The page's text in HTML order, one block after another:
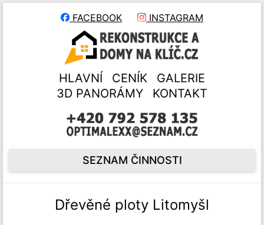
FACEBOOK INSTAGRAM
HLAVNÍ CENÍK
GALERIE
3D PANORÁMY
KONTAKT
SEZNAM ČINNOSTI
Dřevěné ploty Litomyšl